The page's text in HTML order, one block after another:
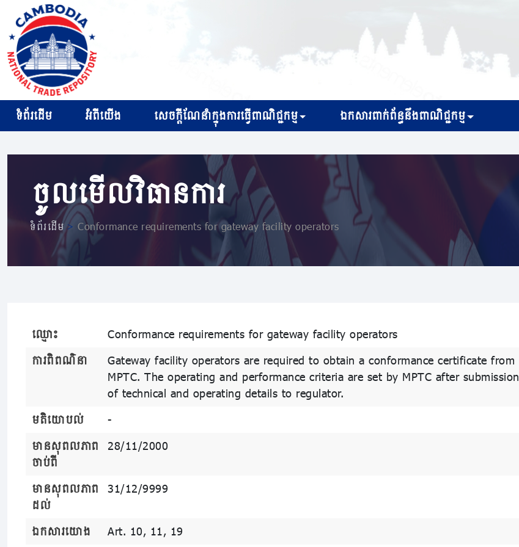
ទំព័រដើម អំពីយើង សេចក្ដីណែនាំក្នុងការធ្វើពាណិជ្ជកម្ម ឯកសារពាក់ព័ន្ធនឹងពាណិជ្ជកម្ម
ចូលមើលវិធានការ
ទំព័រដើម> Conformance requirements for gateway facility operators
ឈ្មោះ
Conformance requirements for gateway facility operators
ការពិពណ៌នា
Gateway facility operators are required to obtain a conformance certificate from
MPTC. The operating and performance criteria are set by MPTC after submission
of technical and operating details to regulator.
មតិយោបល់
-
មានសុពលភាព
ចាប់ពី
28/11/2000
មានសុពលភាព
ដល់
31/12/9999
ឯកសារយោង
Art. 10, 11, 19